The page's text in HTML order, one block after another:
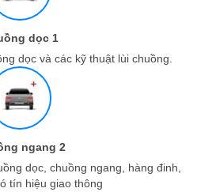
dọc 1
dọc và các kỹ thuật lùi chuồng.
ngang 2
dọc, chuồng ngang, hàng đinh,
tín hiệu giao thông